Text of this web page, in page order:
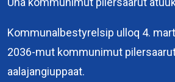
Kommunalbestyrelsip ulloq 4.
2036-mut kommunimut
aalajangiuppaat.
Kommuneqarfik
Sermersooq
Kuussuaq 2
3900 Nuuk